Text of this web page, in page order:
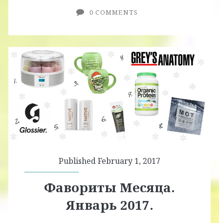
0 COMMENTS
Published February 1, 2017
Фавориты Месяца.
Январь 2017.